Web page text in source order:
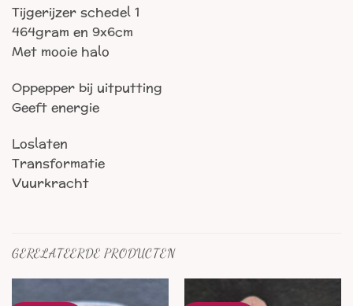
Tijgerijzer schedel 1
464gram en 9x6cm
Met mooie halo
Oppepper bij uitputting
Geeft energie
Loslaten
Transformatie
Vuurkracht
GERELATEERDE PRODUCTEN